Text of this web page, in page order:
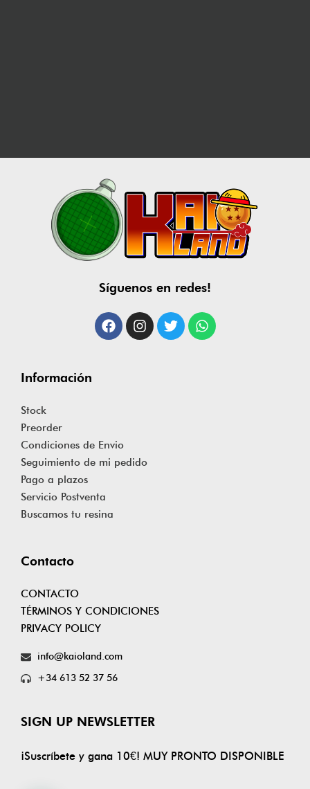
SIGN UP NEWSLETTER
¡Suscríbete y gana 10€! MUY PRONTO DISPONIBLE
Contacto
CONTACTO
TÉRMINOS Y CONDICIONES
PRIVACY POLICY
info@kaioland.com
+34 613 52 37 56
Información
Stock
Preorder
Condiciones de Envio
Seguimiento de mi pedido
Pago a plazos
Servicio Postventa
Buscamos tu resina
Síguenos en redes!